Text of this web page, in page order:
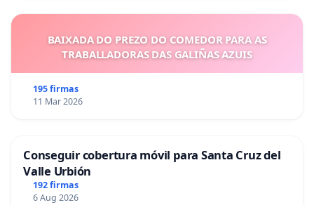
BAIXADA DO PREZO DO COMEDOR PARA AS
TRABALLADORAS DAS GALIÑAS AZUIS
195 firmas
11 Mar 2026
Conseguir cobertura móvil para Santa Cruz del
Valle Urbión
192 firmas
6 Aug 2026